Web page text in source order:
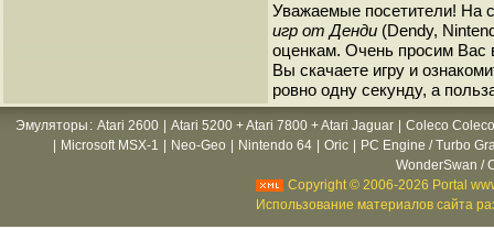
Уважаемые посетители! На
игр от Денди (Dendy,
оценкам. Очень просим Вас
Вы скачаете игру и
ровно одну секунду, а
Эмуляторы : Atari 2600 Atari 5200 + Atari 7800 + Atari Jaguar
Coleco
Microsoft MSX-1 Neo-Geo Nintendo 64 Oric
PC Engine / Turbo
WonderSwan /
Copyright © 2006-2026 Portal
Использование материалов сайта